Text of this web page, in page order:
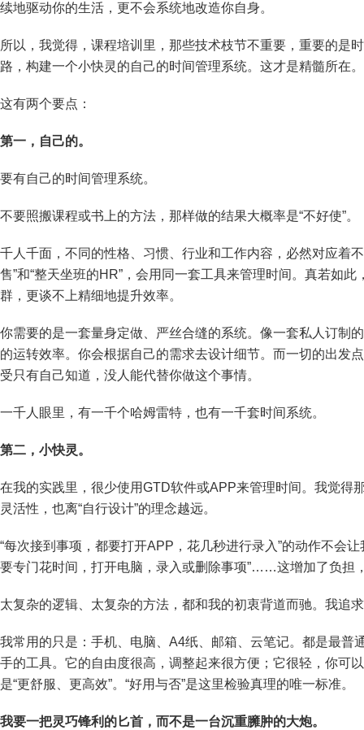
续地驱动你的生活，更不会系统地改造你自身。
所以，我觉得，课程培训里，那些技术枝节不重要，重要的是
路，构建一个小快灵的自己的时间管理系统。这才是精髓所在。
这有两个要点：
第一，自己的。
要有自己的时间管理系统。
不要照搬课程或书上的方法，那样做的结果大概率是“不好使”。
千人千面，不同的性格、习惯、行业和工作内容，必然对应着
售”和“整天坐班的HR”，会用同一套工具来管理时间。真若如
群，更谈不上精细地提升效率。
你需要的是一套量身定做、严丝合缝的系统。像一套私人订制
的运转效率。你会根据自己的需求去设计细节。而一切的出发
受只有自己知道，没人能代替你做这个事情。
一千人眼里，有一千个哈姆雷特，也有一千套时间系统。
第二，小快灵。
在我的实践里，很少使用GTD软件或APP来管理时间。我觉得
灵活性，也离“自行设计”的理念越远。
“每次接到事项，都要打开APP，花几秒进行录入”的动作不会
要专门花时间，打开电脑，录入或删除事项”……这增加了负担
太复杂的逻辑、太复杂的方法，都和我的初衷背道而驰。我追
我常用的只是：手机、电脑、A4纸、邮箱、云笔记。都是最普
手的工具。它的自由度很高，调整起来很方便；它很轻，你可
是“更舒服、更高效”。“好用与否”是这里检验真理的唯一标准。
我要一把灵巧锋利的匕首，而不是一台沉重臃肿的大炮。